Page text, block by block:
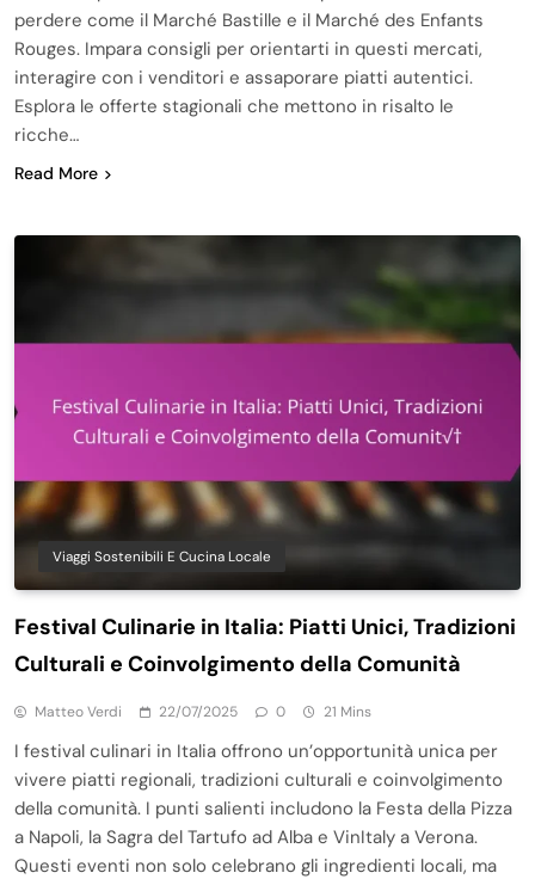
perdere come il Marché Bastille e il Marché des Enfants
Rouges. Impara consigli per orientarti in questi mercati,
interagire con i venditori e assaporare piatti autentici.
Esplora le offerte stagionali che mettono in risalto le
ricche…
Read More
Viaggi Sostenibili E Cucina Locale
Festival Culinarie in Italia: Piatti Unici, Tradizioni
Culturali e Coinvolgimento della Comunità
Matteo Verdi 22/07/2025 0 21 Mins
I festival culinari in Italia offrono un’opportunità unica per
vivere piatti regionali, tradizioni culturali e coinvolgimento
della comunità. I punti salienti includono la Festa della Pizza
a Napoli, la Sagra del Tartufo ad Alba e VinItaly a Verona.
Questi eventi non solo celebrano gli ingredienti locali, ma